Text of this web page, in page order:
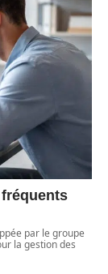
par le groupe
la gestion des